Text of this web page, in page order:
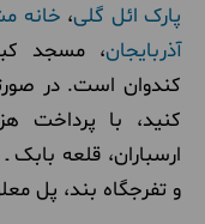
پارک ائل گلی، خانه
آذربایجان، مسجد
کندوان است. در
کنید، با پرداخت
ارسباران، قلعه بابک
و تفرجگاه بند، پل